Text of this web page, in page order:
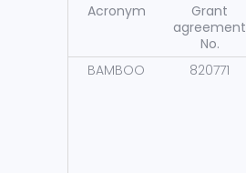
Acronym
Grant
agreement
No.
BAMBOO 820771